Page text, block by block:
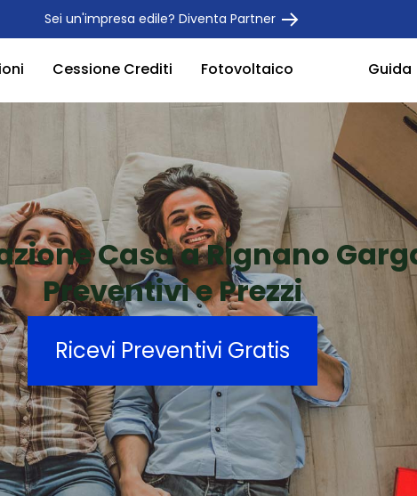
Sei un'impresa edile? Diventa Partner
Cessione Crediti Fotovoltaico Guida
Casa a Rignano
Preventivi e Prezzi
Ricevi Preventivi Gratis